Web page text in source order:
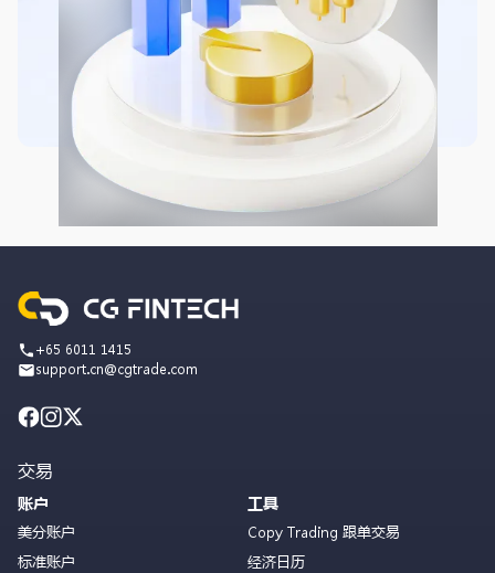
+65 6011 1415
support.cn@cgtrade.com
交易
账户
美分账户
标准账户
工具
Copy Trading 跟单交易
经济日历